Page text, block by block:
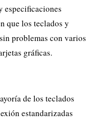
especificaciones
que los teclados y
problemas con varios
gráficas.
de los teclados
estandarizadas